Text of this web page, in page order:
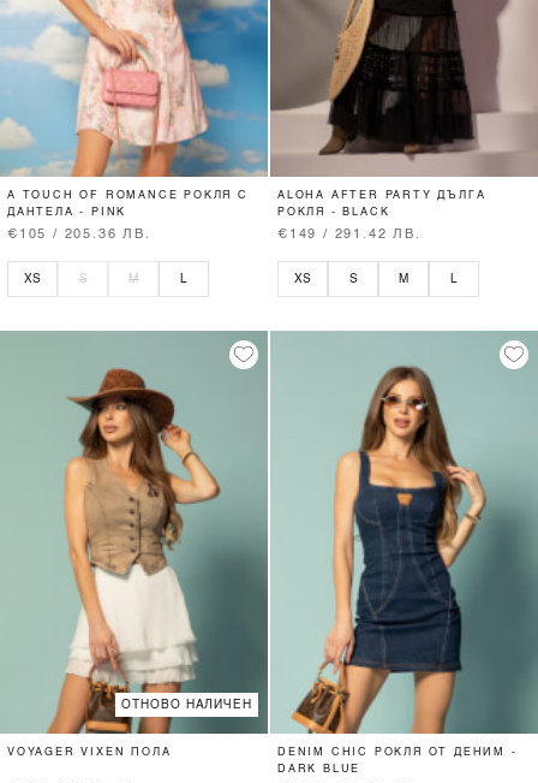
A TOUCH OF ROMANCE РОКЛЯ С
ДАНТЕЛА - PINK
€105 / 205.36 ЛВ.
XS S M L
ALOHA AFTER PARTY ДЪЛГА
РОКЛЯ - BLACK
€149 / 291.42 ЛВ.
XS S M L
ОТНОВО НАЛИЧЕН
VOYAGER VIXEN ПОЛА
DENIM CHIC РОКЛЯ ОТ ДЕНИМ -
DARK BLUE